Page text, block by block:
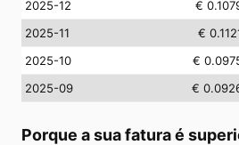
2025-12
€
2025-11
€
2025-10
€
2025-09
€
Porque a sua fatura é